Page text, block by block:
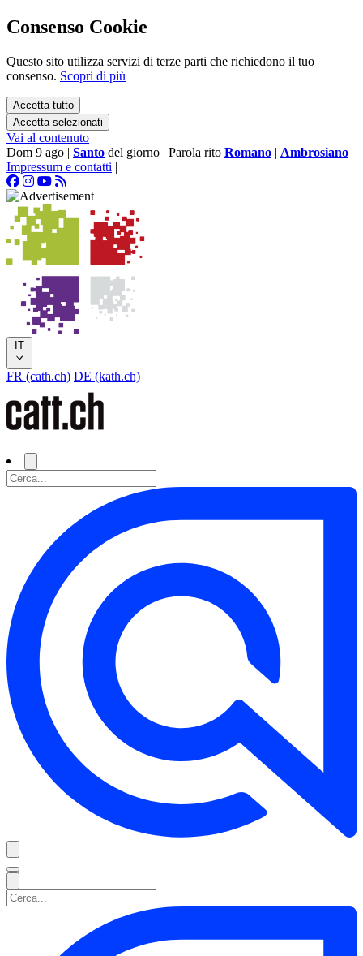
Consenso Cookie
Questo sito utilizza servizi di terze parti che richiedono il tuo
consenso. Scopri di più
Accetta tutto
Accetta selezionati
Vai al contenuto
Dom 9 ago | Santo del giorno | Parola rito Romano | Ambrosiano
Impressum e contatti |
IT
FR (cath.ch) DE (kath.ch)